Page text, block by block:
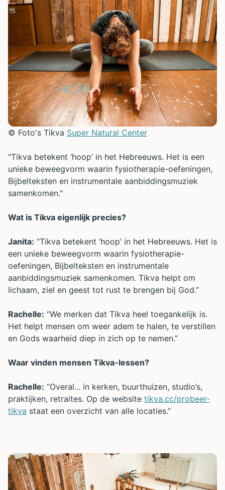
© Foto's Tikva Super Natural Center
"Tikva betekent ‘hoop’ in het Hebreeuws. Het is een
unieke beweegvorm waarin fysiotherapie-oefeningen,
Bijbelteksten en instrumentale aanbiddingsmuziek
samenkomen."
Wat is Tikva eigenlijk precies?
Janita: “Tikva betekent ‘hoop’ in het Hebreeuws. Het is
een unieke beweegvorm waarin fysiotherapie-
oefeningen, Bijbelteksten en instrumentale
aanbiddingsmuziek samenkomen. Tikva helpt om
lichaam, ziel en geest tot rust te brengen bij God.”
Rachelle: “We merken dat Tikva heel toegankelijk is.
Het helpt mensen om weer adem te halen, te verstillen
en Gods waarheid diep in zich op te nemen.”
Waar vinden mensen Tikva-lessen?
Rachelle: “Overal... in kerken, buurthuizen, studio’s,
praktijken, retraites. Op de website tikva.cc/probeer-
tikva staat een overzicht van alle locaties.”